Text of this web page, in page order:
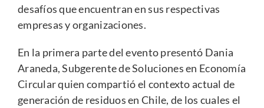
desafíos que encuentran en sus respectivas
empresas y organizaciones.
En la primera parte del evento presentó Dania
Araneda, Subgerente de Soluciones en Economía
Circular quien compartió el contexto actual de
generación de residuos en Chile, de los cuales el